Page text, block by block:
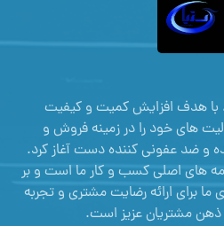
هدف افزایش کمیت و کیفیت
های خود را در زمینه فروش و
و ضد عفونی کننده دست آغاز کرد.
های اصلی کسب و کار ما است و بر
برای ارائه رضایت مشتری و تجربه
مشتریان عزیز است.